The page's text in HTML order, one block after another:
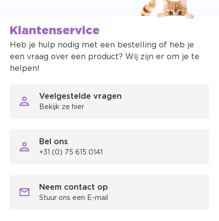
Klantenservice
Heb je hulp nodig met een bestelling of heb je
een vraag over een product? Wij zijn er om je te
helpen!
Veelgestelde vragen
Bekijk ze hier
Bel ons
+31 (0) 75 615 0141
Neem contact op
Stuur ons een E-mail